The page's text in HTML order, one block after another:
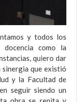
y todos los
docencia como la
quiero dar
que existió
y la Facultad de
seguir siendo un